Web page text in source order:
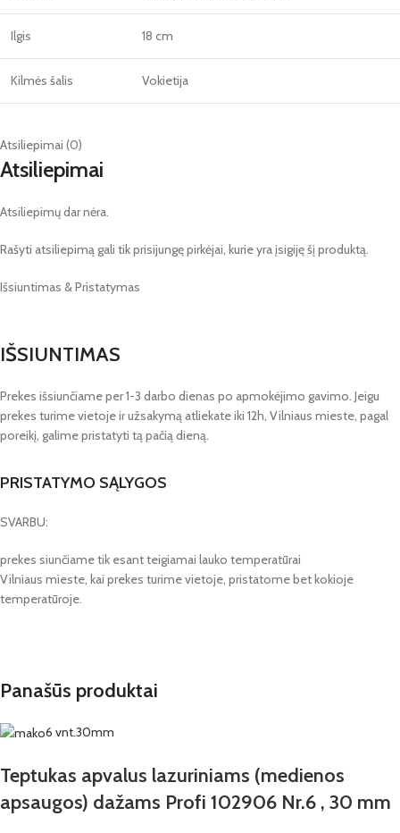
Ilgis 18 cm
Kilmės šalis Vokietija
Atsiliepimai (0)
Atsiliepimai
Atsiliepimų dar nėra.
Rašyti atsiliepimą gali tik prisijungę pirkėjai, kurie yra įsigiję šį produktą.
Išsiuntimas & Pristatymas
IŠSIUNTIMAS
Prekes išsiunčiame per 1-3 darbo dienas po apmokėjimo gavimo. Jeigu
prekes turime vietoje ir užsakymą atliekate iki 12h, Vilniaus mieste, pagal
poreikį, galime pristatyti tą pačią dieną.
PRISTATYMO SĄLYGOS
SVARBU:
prekes siunčiame tik esant teigiamai lauko temperatūrai
Vilniaus mieste, kai prekes turime vietoje, pristatome bet kokioje
temperatūroje.
Panašūs produktai
6 vnt.30mm
Teptukas apvalus lazuriniams (medienos
apsaugos) dažams Profi 102906 Nr.6 , 30 mm